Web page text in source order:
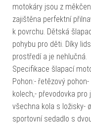
motokáry jsou z
zajištěna perfektní
k povrchu. Dětská
pohybu pro děti. Díky
prostředí a je nehlučná.
Specifikace šlapací
Pohon:- řetězový
kolech,- převodovka
všechna kola s ložisky-
sportovní sedadlo s